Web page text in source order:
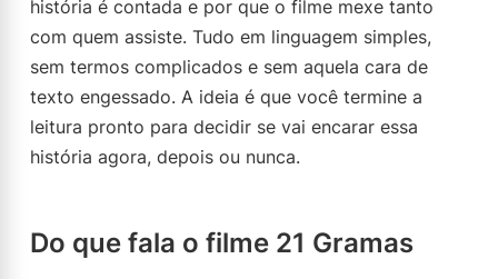
história é contada e por que o filme mexe tanto
com quem assiste. Tudo em linguagem simples,
sem termos complicados e sem aquela cara de
texto engessado. A ideia é que você termine a
leitura pronto para decidir se vai encarar essa
história agora, depois ou nunca.
Do que fala o filme 21 Gramas